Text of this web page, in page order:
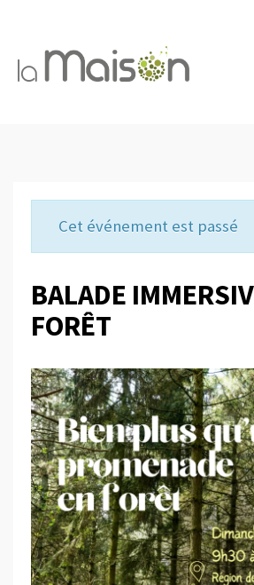
Cet événement est passé
BALADE
FORÊT